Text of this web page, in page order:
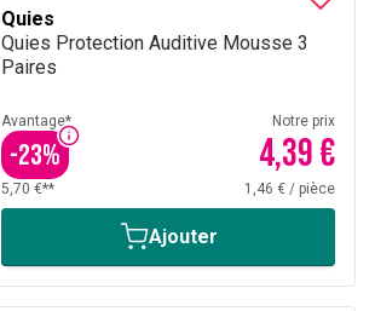
Quies
Quies Protection Auditive Mousse 3
Paires
Avantage*
-23%
Notre prix
4,39 €
5,70 €** 1,46 € / pièce
Ajouter